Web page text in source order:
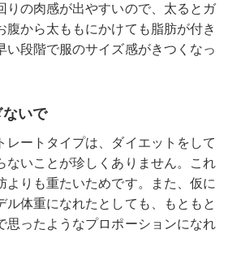
りの肉感が出やすいので、太るとガ
腹から太ももにかけても脂肪が付き
い段階で服のサイズ感がきつくなっ
いで
レートタイプは、ダイエットをして
ないことが珍しくありません。これ
よりも重たいためです。また、仮に
ル体重になれたとしても、もともと
思ったようなプロポーションになれ